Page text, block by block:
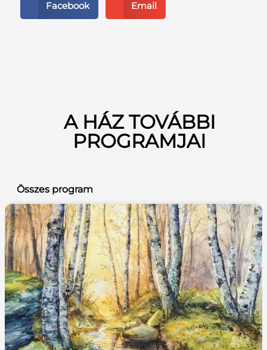
Facebook Email
A HÁZ TOVÁBBI
PROGRAMJAI
Összes program